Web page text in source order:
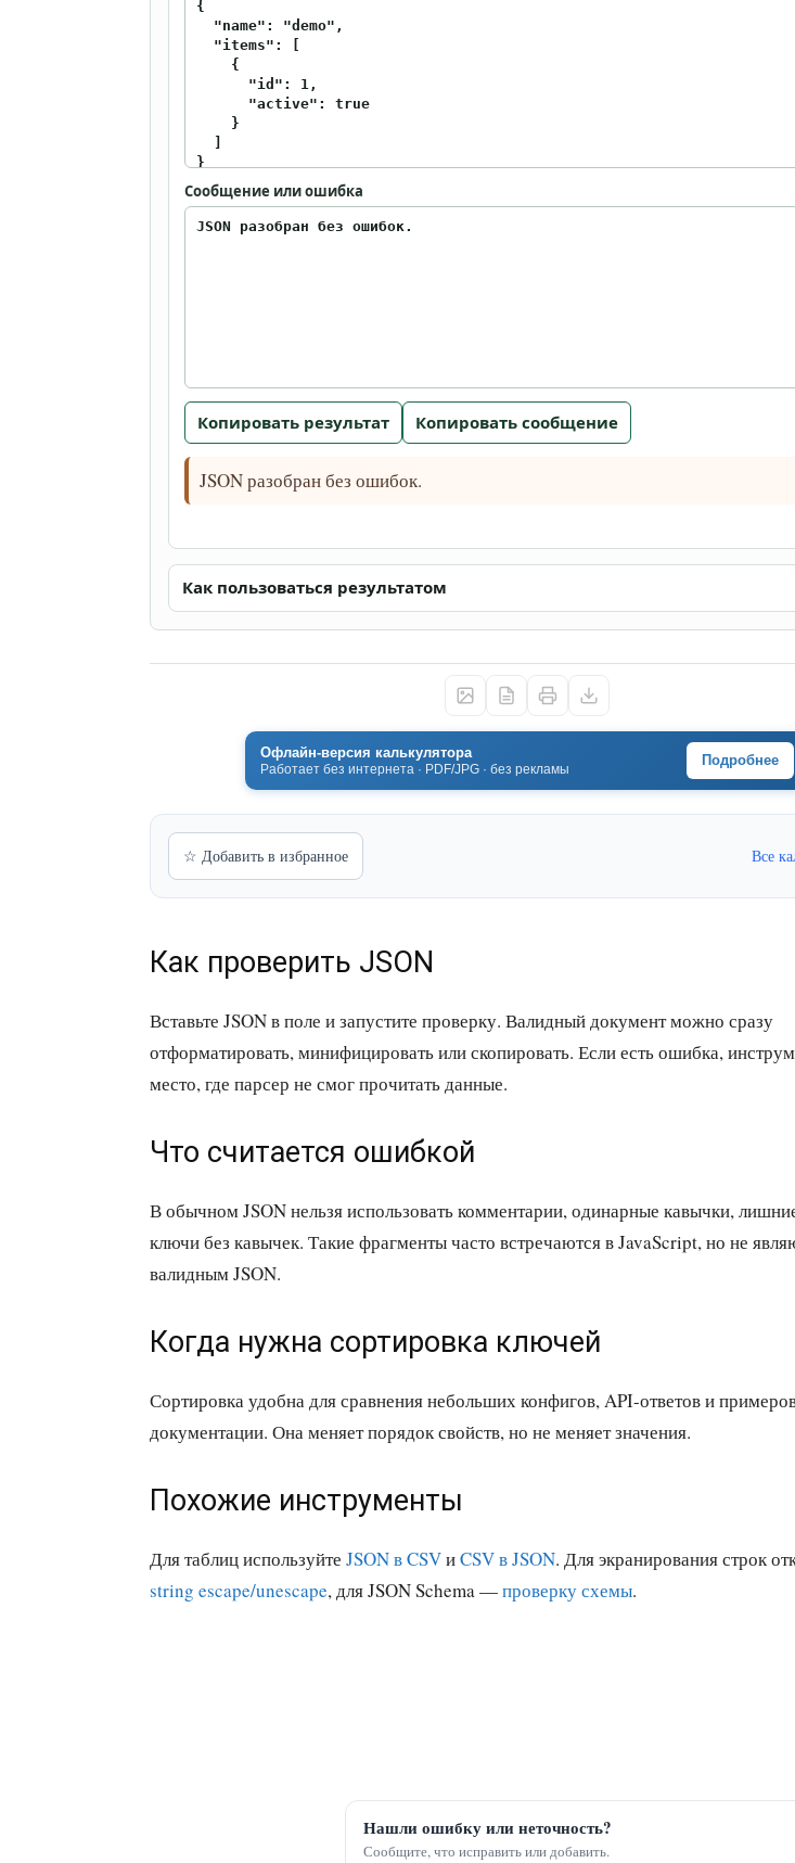
Сообщение или ошибка
Копировать результат Копировать сообщение
JSON разобран без ошибок.
Как пользоваться результатом
Офлайн-версия калькулятора
Работает без интернета · PDF/JPG · без рекламы
Подробнее
☆ Добавить в избранное Все
Как проверить JSON
Вставьте JSON в поле и запустите проверку. Валидный документ можно сразу
отформатировать, минифицировать или скопировать. Если есть ошибка,
место, где парсер не смог прочитать данные.
Что считается ошибкой
В обычном JSON нельзя использовать комментарии, одинарные кавычки,
ключи без кавычек. Такие фрагменты часто встречаются в JavaScript, но не
валидным JSON.
Когда нужна сортировка ключей
Сортировка удобна для сравнения небольших конфигов, API-ответов и
документации. Она меняет порядок свойств, но не меняет значения.
Похожие инструменты
Для таблиц используйте JSON в CSVиCSV в JSON. Для экранирования строк
string escape/unescape, для JSON Schema —проверку схемы.
Нашли ошибку или неточность?
Сообщите, что исправить или добавить.